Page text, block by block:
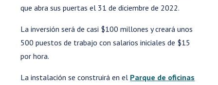
que abra sus puertas el 31 de diciembre de 2022.
La inversión será de casi $100 millones y creará unos
500 puestos de trabajo con salarios iniciales de $15
por hora.
La instalación se construirá en el Parque de oficinas